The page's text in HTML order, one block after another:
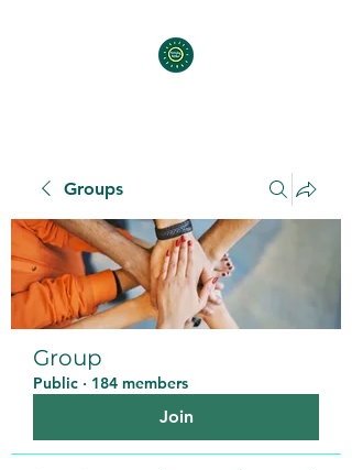
Groups
Group
Public · 184 members
Join